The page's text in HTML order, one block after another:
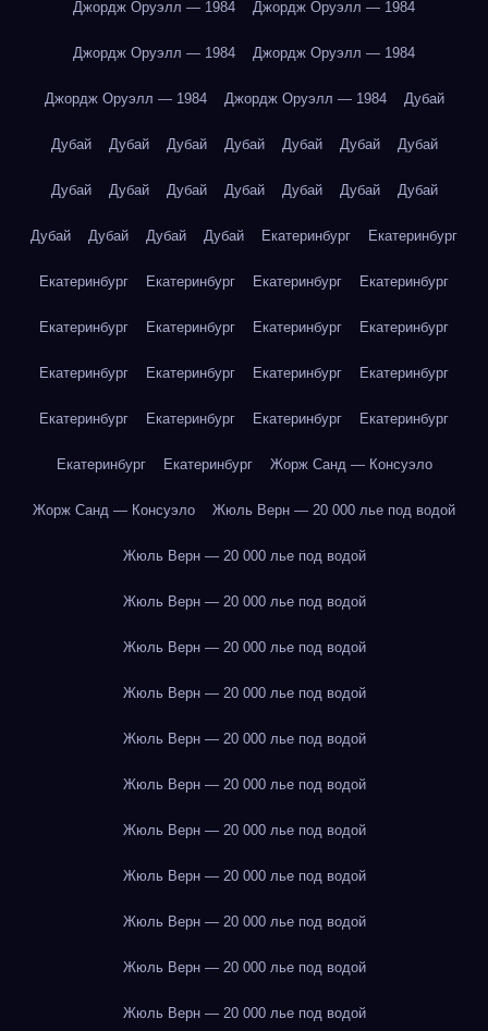
Джордж Оруэлл — 1984 Джордж Оруэлл — 1984
Джордж Оруэлл — 1984 Джордж Оруэлл — 1984
Джордж Оруэлл — 1984 Джордж Оруэлл — 1984 Дубай
Дубай Дубай Дубай Дубай Дубай Дубай Дубай
Дубай Дубай Дубай Дубай Дубай Дубай Дубай
Дубай Дубай Дубай Дубай Екатеринбург Екатеринбург
Екатеринбург Екатеринбург Екатеринбург Екатеринбург
Екатеринбург Екатеринбург Екатеринбург Екатеринбург
Екатеринбург Екатеринбург Екатеринбург Екатеринбург
Екатеринбург Екатеринбург Екатеринбург Екатеринбург
Екатеринбург Екатеринбург Жорж Санд — Консуэло
Жорж Санд — Консуэло Жюль Верн — 20 000 лье под водой
Жюль Верн — 20 000 лье под водой
Жюль Верн — 20 000 лье под водой
Жюль Верн — 20 000 лье под водой
Жюль Верн — 20 000 лье под водой
Жюль Верн — 20 000 лье под водой
Жюль Верн — 20 000 лье под водой
Жюль Верн — 20 000 лье под водой
Жюль Верн — 20 000 лье под водой
Жюль Верн — 20 000 лье под водой
Жюль Верн — 20 000 лье под водой
Жюль Верн — 20 000 лье под водой